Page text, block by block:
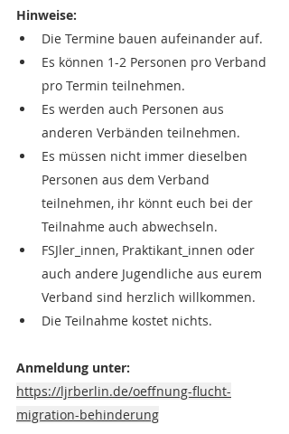
Hinweise:
Die Termine bauen aufeinander auf.
Es können 1-2 Personen pro Verband
pro Termin teilnehmen.
Es werden auch Personen aus
anderen Verbänden teilnehmen.
Es müssen nicht immer dieselben
Personen aus dem Verband
teilnehmen, ihr könnt euch bei der
Teilnahme auch abwechseln.
FSJler_innen, Praktikant_innen oder
auch andere Jugendliche aus eurem
Verband sind herzlich willkommen.
Die Teilnahme kostet nichts.
Anmeldung unter:
https://ljrberlin.de/oeffnung-flucht-
migration-behinderung